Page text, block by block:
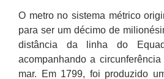
O metro no sistema métrico
para ser um décimo de
distância da linha do
acompanhando a
mar. Em 1799, foi produzido